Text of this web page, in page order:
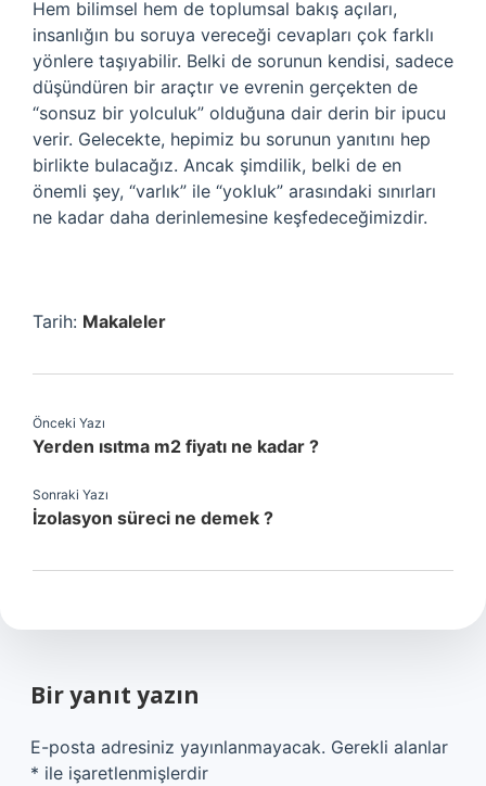
Hem bilimsel hem de toplumsal bakış açıları,
insanlığın bu soruya vereceği cevapları çok farklı
yönlere taşıyabilir. Belki de sorunun kendisi, sadece
düşündüren bir araçtır ve evrenin gerçekten de
“sonsuz bir yolculuk” olduğuna dair derin bir ipucu
verir. Gelecekte, hepimiz bu sorunun yanıtını hep
birlikte bulacağız. Ancak şimdilik, belki de en
önemli şey, “varlık” ile “yokluk” arasındaki sınırları
ne kadar daha derinlemesine keşfedeceğimizdir.
Tarih: Makaleler
Önceki Yazı
Yerden ısıtma m2 fiyatı ne kadar ?
Sonraki Yazı
İzolasyon süreci ne demek ?
Bir yanıt yazın
E-posta adresiniz yayınlanmayacak. Gerekli alanlar
* ile işaretlenmişlerdir